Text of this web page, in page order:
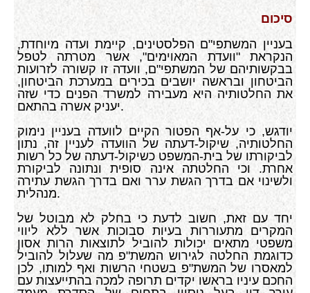
סיכום
בעניין המשתפי"ם הפלסטינים, קיימת ועדה מיוחדת,
הנקראת "וועדת המאוימים", אשר מטרתה לטפל
בבקשותיהם של המשתפי"ם, וועדה זו קשורה לזרועות
הביטחון ובראשה יושבים בכירים במערכת הביטחון,
את החלטותיה היא מעבירה למשרד הפנים כדי שזה
יעניק אשרה בהתאם.
יודגש, כי על-אף הפטור הקיים לוועדה בעניין נימוק
החלטותיה, שיקול-דעתה של הוועדה לעניין זה, נתון
לביקורתו של בית-המשפט כשיקול-דעתה של כל רשות
אחרת. וכי החלטתה אינה סופית ונתונה לביקורת
ולשינוי אם בדרך הגשת ערר ואם בדרך הגשת עתירה
מנהלית.
יחד עם זאת, חשוב לדעת כי בחלק לא מבוטל של
המקרים מתעוררות בעיות סבוכות אשר ללא ליווי
משפטי מתאים יכולות להוביל לתוצאות הרות אסון
כדוגמת החלטה לגירוש המשת"פ מה שעלול להוביל
למאסרו של המשת"פ בשטחי הרשות ואף למותו, לכן
החכם עיניו בראשו יקדים תרופה למכה בהתייעצות עם